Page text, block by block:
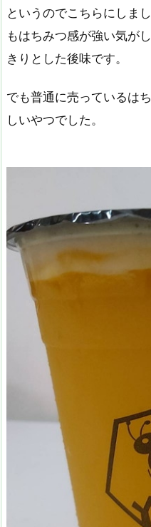
というのでこちらにしま
もはちみつ感が強い気が
きりとした後味です。
でも普通に売っているは
しいやつでした。